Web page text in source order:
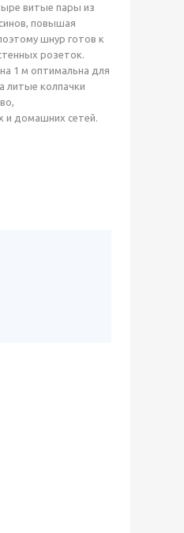
витые пары из
повышая
шнур готов к
розеток.
1 м оптимальна для
литые колпачки
и домашних сетей.